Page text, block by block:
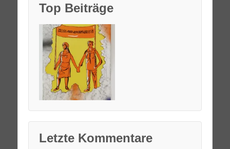
Top Beiträge
Letzte Kommentare